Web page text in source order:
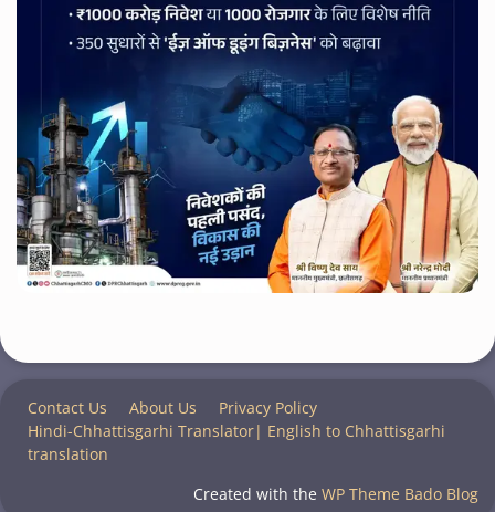
Contact Us About Us
Privacy Policy
Hindi-Chhattisgarhi Translator| English to Chhattisgarhi
translation
Created with the WP Theme Bado Blog